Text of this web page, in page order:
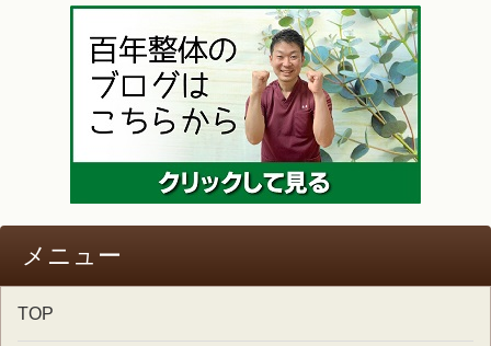
メニュー
TOP